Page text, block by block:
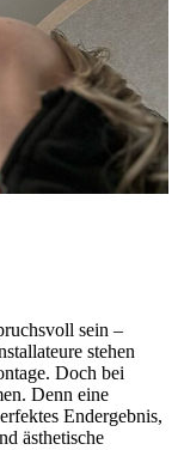
sein –
stehen
Doch bei
Denn eine
Endergebnis,
ästhetische